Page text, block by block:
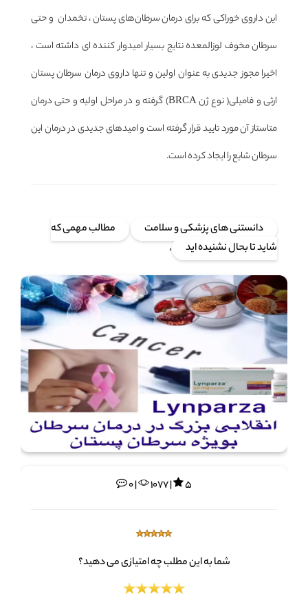
این داروی خوراکی که برای درمان سرطان‌های پستان ، تخمدان و حتی
سرطان مخوف لوزالمعده نتایج بسیار امیدوار کننده ای داشته است ،
اخیرا مجوز جدیدی به عنوان اولین و تنها داروی درمان سرطان پستان
ارثی و فامیلی( نوع ژن BRCA) گرفته و در مراحل اولیه و حتی درمان
متاستاز آن مورد تایید قرار گرفته است و امیدهای جدیدی در درمان این
سرطان شایع را ایجاد کرده است.
دانستنی های پزشکی و سلامت
مطالب مهمی که
شاید تا بحال نشنیده اید
,
0 | 1077 | 5
شما به این مطلب چه امتیازی می دهید؟